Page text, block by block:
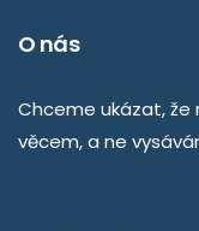
O nás
Chceme ukázat, že
věcem, a ne